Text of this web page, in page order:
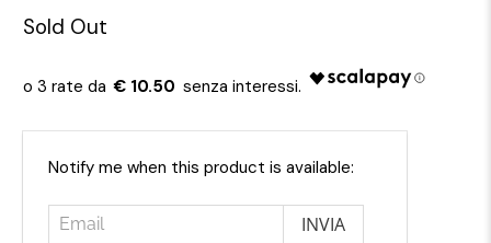
Sold Out
€ 10.50
Email
Notify me when this product is available: